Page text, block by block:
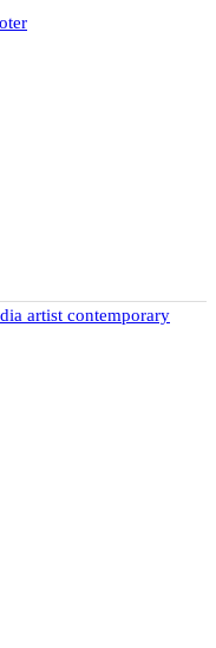
artist contemporary